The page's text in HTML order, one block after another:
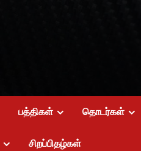
பத்திகள் தொடர்கள்
சிறப்பிதழ்கள்